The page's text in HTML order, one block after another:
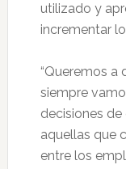
utilizado y
incrementar
“Queremos a
siempre
decisiones
aquellas que
entre los